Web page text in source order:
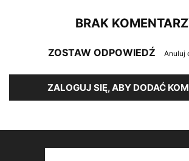
BRAK
ZOSTAW ODPOWIEDŹ Anuluj
ZALOGUJ SIĘ, ABY DODAĆ